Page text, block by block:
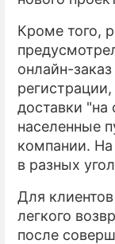
Кроме того,
онлайн-
доставки
населенные
компании.
в разных
Для
легкого
после